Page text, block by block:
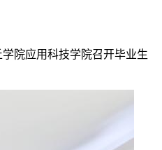
院应用科技学院召开毕业生